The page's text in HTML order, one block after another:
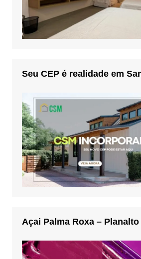
Seu CEP é realidade em
Açai Palma Roxa –